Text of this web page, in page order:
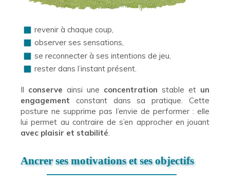
revenir à chaque coup,
observer ses sensations,
se reconnecter à ses intentions de jeu,
rester dans l’instant présent.
Il conserve ainsi une concentration stable et un
engagement constant dans sa pratique. Cette
posture ne supprime pas l’envie de performer : elle
lui permet au contraire de s’en approcher en jouant
avec plaisir et stabilité.
Ancrer ses motivations et ses objectifs